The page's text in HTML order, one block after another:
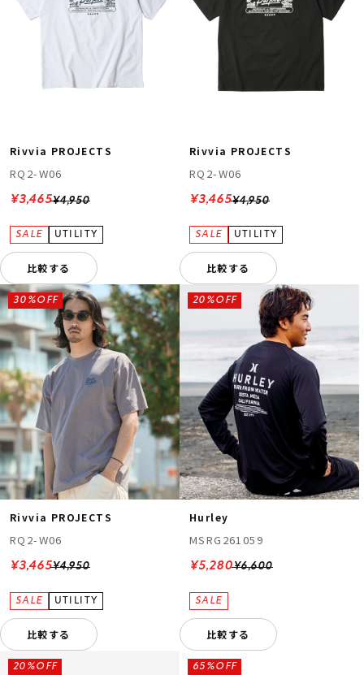
Rivvia PROJECTS
RQ2-W06
¥4,950
¥3,465
比較する
Rivvia PROJECTS
RQ2-W06
¥4,950
¥3,465
比較する
Rivvia PROJECTS
RQ2-W06
¥4,950
30%OFF
¥3,465
比較する
Hurley
MSRG261059
¥6,600
20%OFF
¥5,280
比較する
20%OFF 65%OFF